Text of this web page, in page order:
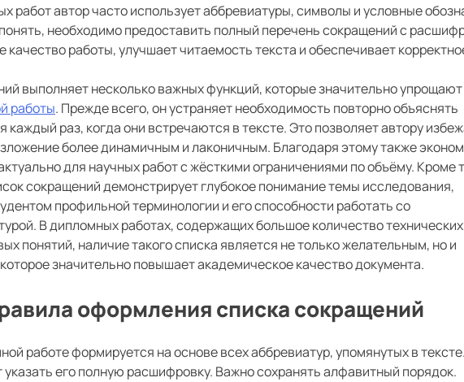
работ автор часто использует аббревиатуры, символы и условные
необходимо предоставить полный перечень сокращений с
работы, улучшает читаемость текста и обеспечивает
выполняет несколько важных функций, которые значительно упрощают
работы. Прежде всего, он устраняет необходимость повторно объяснять
раз, когда они встречаются в тексте. Это позволяет автору
более динамичным и лаконичным. Благодаря этому также
для научных работ с жёсткими ограничениями по объёму. Кроме
сокращений демонстрирует глубокое понимание темы исследования,
профильной терминологии и его способности работать со
В дипломных работах, содержащих большое количество
понятий, наличие такого списка является не только желательным, но и
значительно повышает академическое качество документа.
оформления списка сокращений
работе формируется на основе всех аббревиатур, упомянутых в
его полную расшифровку. Важно сохранять алфавитный порядок.